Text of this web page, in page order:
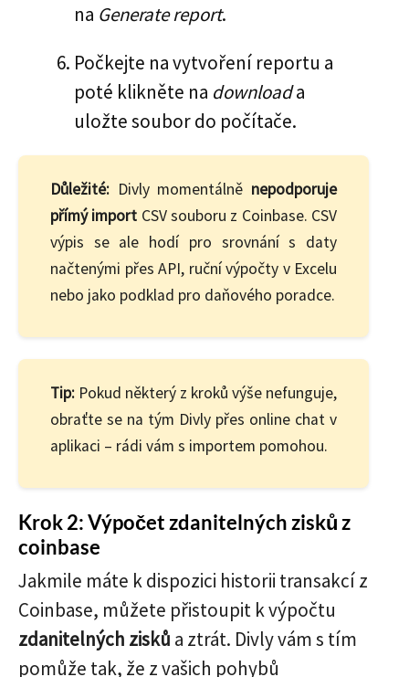
na Generate report.
Počkejte na vytvoření reportu a
poté klikněte na downloada
uložte soubor do počítače.
Důležité: Divly momentálně nepodporuje
přímý import CSV souboru z Coinbase. CSV
výpis se ale hodí pro srovnání s daty
načtenými přes API, ruční výpočty v Excelu
nebo jako podklad pro daňového poradce.
Tip: Pokud některý z kroků výše nefunguje,
obraťte se na tým Divly přes online chat v
aplikaci – rádi vám s importem pomohou.
Krok 2: Výpočet zdanitelných zisků z
coinbase
Jakmile máte k dispozici historii transakcí z
Coinbase, můžete přistoupit k výpočtu
zdanitelných zisků a ztrát. Divly vám s tím
pomůže tak, že z vašich pohybů